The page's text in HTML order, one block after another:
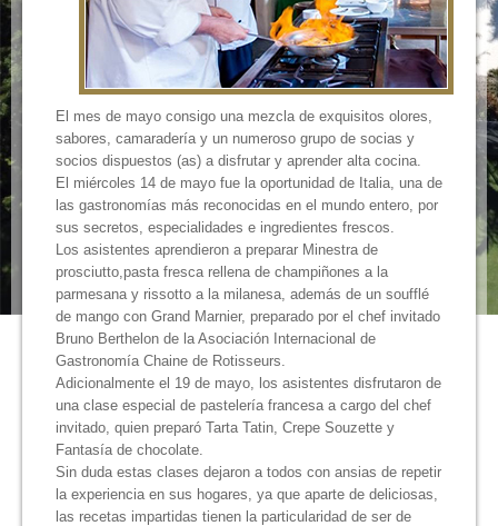
El mes de mayo consigo una mezcla de exquisitos olores,
sabores, camaradería y un numeroso grupo de socias y
socios dispuestos (as) a disfrutar y aprender alta cocina.
El miércoles 14 de mayo fue la oportunidad de Italia, una de
las gastronomías más reconocidas en el mundo entero, por
sus secretos, especialidades e ingredientes frescos.
Los asistentes aprendieron a preparar Minestra de
prosciutto,pasta fresca rellena de champiñones a la
parmesana y rissotto a la milanesa, además de un soufflé
de mango con Grand Marnier, preparado por el chef invitado
Bruno Berthelon de la Asociación Internacional de
Gastronomía Chaine de Rotisseurs.
Adicionalmente el 19 de mayo, los asistentes disfrutaron de
una clase especial de pastelería francesa a cargo del chef
invitado, quien preparó Tarta Tatin, Crepe Souzette y
Fantasía de chocolate.
Sin duda estas clases dejaron a todos con ansias de repetir
la experiencia en sus hogares, ya que aparte de deliciosas,
las recetas impartidas tienen la particularidad de ser de